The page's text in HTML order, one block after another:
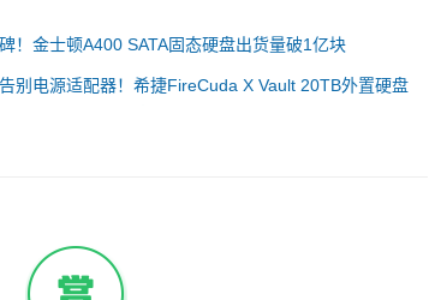
！金士顿A400 SATA固态硬盘出货量破1亿块
别电源适配器！希捷FireCuda X Vault 20TB外置硬盘